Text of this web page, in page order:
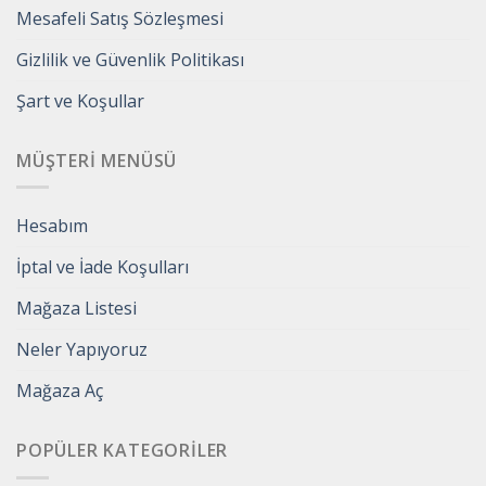
Mesafeli Satış Sözleşmesi
Gizlilik ve Güvenlik Politikası
Şart ve Koşullar
MÜŞTERI MENÜSÜ
Hesabım
İptal ve İade Koşulları
Mağaza Listesi
Neler Yapıyoruz
Mağaza Aç
POPÜLER KATEGORILER